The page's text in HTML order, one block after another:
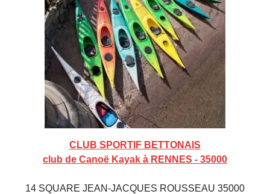
CLUB SPORTIF BETTONAIS
club de Canoë Kayak à RENNES - 35000
14 SQUARE JEAN-JACQUES ROUSSEAU 35000